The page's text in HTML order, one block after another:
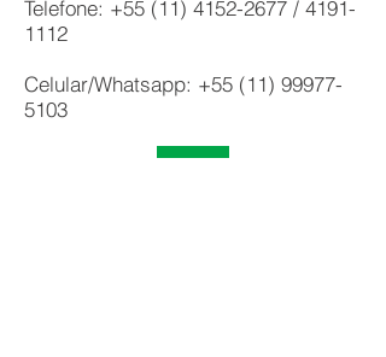
Telefone: +55 (11) 4152-2677 / 4191-
1112
Celular/Whatsapp: +55 (11) 99977-
5103